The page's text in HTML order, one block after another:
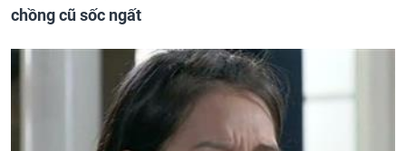
chồng cũ sốc ngất